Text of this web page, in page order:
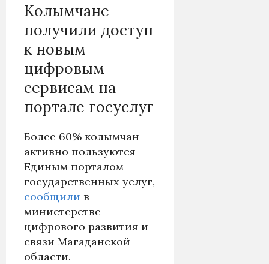
Колымчане
получили доступ
к новым
цифровым
сервисам на
портале госуслуг
Более 60% колымчан
активно пользуются
Единым порталом
государственных услуг,
сообщили в
министерстве
цифрового развития и
связи Магаданской
области.